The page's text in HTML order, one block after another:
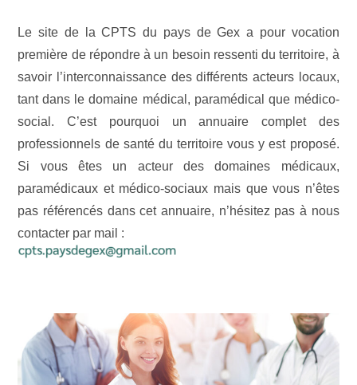
Le site de la CPTS du pays de Gex a pour vocation
première de répondre à un besoin ressenti du territoire, à
savoir l’interconnaissance des différents acteurs locaux,
tant dans le domaine médical, paramédical que médico-
social. C’est pourquoi un annuaire complet des
professionnels de santé du territoire vous y est proposé.
Si vous êtes un acteur des domaines médicaux,
paramédicaux et médico-sociaux mais que vous n’êtes
pas référencés dans cet annuaire, n’hésitez pas à nous
contacter par mail :